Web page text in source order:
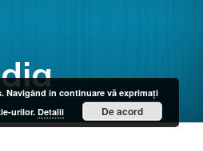
Navigând în continuare vă exprimaţi
urilor. Detalii De acord